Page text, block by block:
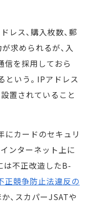
レス、購入枚数、郵
求められるが、入
信を採用しておら
という。IPアドレス
置されていること
にカードのセキュリ
ンターネット上に
は不正改造したB-
正競争防止法違反の
、スカパーJSATや